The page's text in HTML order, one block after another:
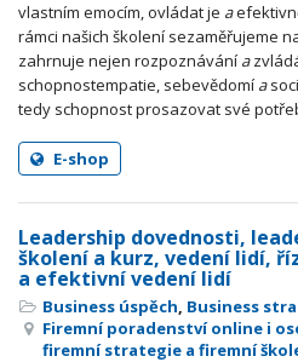
vlastním emocím, ovládat je a
rámci našich školení sezaměřujeme
zahrnuje nejen rozpoznávání a
schopnostempatie, sebevědomí a
tedy schopnost prosazovat své
E-shop
Leadership dovednosti,
školení a kurz, vedení lidí,
a efektivní vedení lidí
Business úspěch, Business
Firemní poradenství online i
firemní strategie a firemní